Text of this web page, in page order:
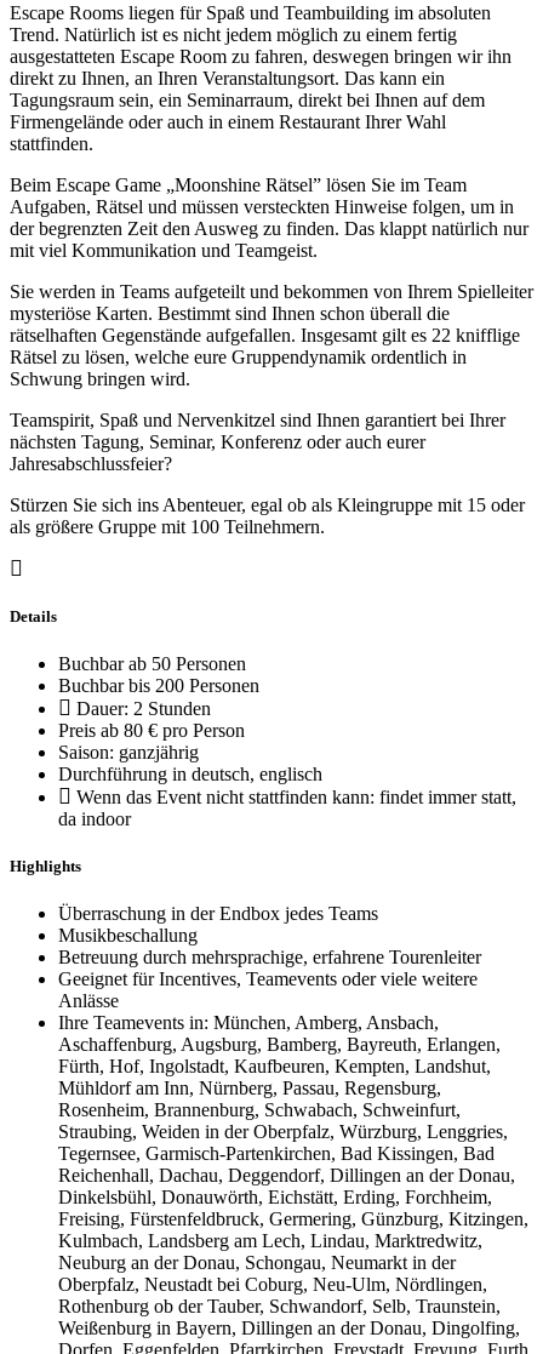
Escape Rooms liegen für Spaß und Teambuilding im absoluten
Trend. Natürlich ist es nicht jedem möglich zu einem fertig
ausgestatteten Escape Room zu fahren, deswegen bringen wir ihn
direkt zu Ihnen, an Ihren Veranstaltungsort. Das kann ein
Tagungsraum sein, ein Seminarraum, direkt bei Ihnen auf dem
Firmengelände oder auch in einem Restaurant Ihrer Wahl
stattfinden.
Beim Escape Game „Moonshine Rätsel” lösen Sie im Team
Aufgaben, Rätsel und müssen versteckten Hinweise folgen, um in
der begrenzten Zeit den Ausweg zu finden. Das klappt natürlich nur
mit viel Kommunikation und Teamgeist.
Sie werden in Teams aufgeteilt und bekommen von Ihrem Spielleiter
mysteriöse Karten. Bestimmt sind Ihnen schon überall die
rätselhaften Gegenstände aufgefallen. Insgesamt gilt es 22 knifflige
Rätsel zu lösen, welche eure Gruppendynamik ordentlich in
Schwung bringen wird.
Teamspirit, Spaß und Nervenkitzel sind Ihnen garantiert bei Ihrer
nächsten Tagung, Seminar, Konferenz oder auch eurer
Jahresabschlussfeier?
Stürzen Sie sich ins Abenteuer, egal ob als Kleingruppe mit 15 oder
als größere Gruppe mit 100 Teilnehmern.
Details
Buchbar ab 50 Personen
Buchbar bis 200 Personen
Dauer: 2 Stunden
Preis ab 80 € pro Person
Saison: ganzjährig
Durchführung in deutsch, englisch
Wenn das Event nicht stattfinden kann: findet immer statt,
da indoor
Highlights
Überraschung in der Endbox jedes Teams
Musikbeschallung
Betreuung durch mehrsprachige, erfahrene Tourenleiter
Geeignet für Incentives, Teamevents oder viele weitere
Anlässe
Ihre Teamevents in: München, Amberg, Ansbach,
Aschaffenburg, Augsburg, Bamberg, Bayreuth, Erlangen,
Fürth, Hof, Ingolstadt, Kaufbeuren, Kempten, Landshut,
Mühldorf am Inn, Nürnberg, Passau, Regensburg,
Rosenheim, Brannenburg, Schwabach, Schweinfurt,
Straubing, Weiden in der Oberpfalz, Würzburg, Lenggries,
Tegernsee, Garmisch-Partenkirchen, Bad Kissingen, Bad
Reichenhall, Dachau, Deggendorf, Dillingen an der Donau,
Dinkelsbühl, Donauwörth, Eichstätt, Erding, Forchheim,
Freising, Fürstenfeldbruck, Germering, Günzburg, Kitzingen,
Kulmbach, Landsberg am Lech, Lindau, Marktredwitz,
Neuburg an der Donau, Schongau, Neumarkt in der
Oberpfalz, Neustadt bei Coburg, Neu-Ulm, Nördlingen,
Rothenburg ob der Tauber, Schwandorf, Selb, Traunstein,
Weißenburg in Bayern, Dillingen an der Donau, Dingolfing,